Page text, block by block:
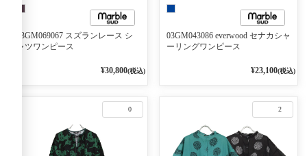
03GM069067 スズランレース シ
ャツワンピース
¥30,800(税込)
03GM043086 everwood セナカシャ
ーリングワンピース
¥23,100(税込)
0 2